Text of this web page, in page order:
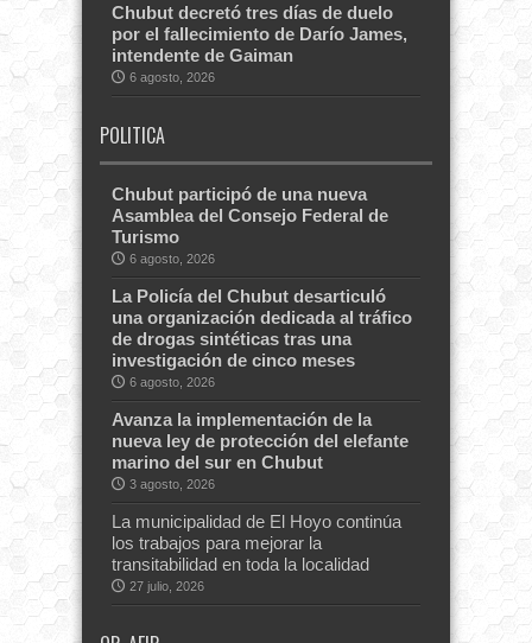
Chubut decretó tres días de duelo
por el fallecimiento de Darío James,
intendente de Gaiman
6 agosto, 2026
POLITICA
Chubut participó de una nueva
Asamblea del Consejo Federal de
Turismo
6 agosto, 2026
La Policía del Chubut desarticuló
una organización dedicada al tráfico
de drogas sintéticas tras una
investigación de cinco meses
6 agosto, 2026
Avanza la implementación de la
nueva ley de protección del elefante
marino del sur en Chubut
3 agosto, 2026
La municipalidad de El Hoyo continúa
los trabajos para mejorar la
transitabilidad en toda la localidad
27 julio, 2026